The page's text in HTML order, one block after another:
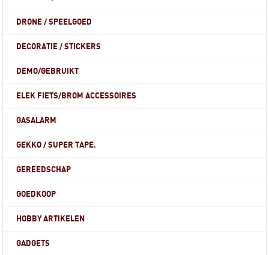
DRONE / SPEELGOED
DECORATIE / STICKERS
DEMO/GEBRUIKT
ELEK FIETS/BROM ACCESSOIRES
GASALARM
GEKKO / SUPER TAPE.
GEREEDSCHAP
GOEDKOOP
HOBBY ARTIKELEN
GADGETS